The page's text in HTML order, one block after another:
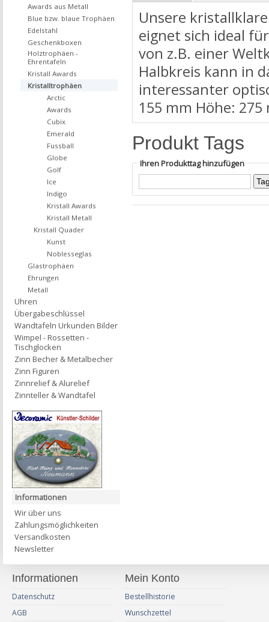
Unsere
eignet sich ideal
von z.B. einer
Halbkreis kann in
interessanter
155 mm Höhe:
Produkt Tags
Ihren Produkttag hinzufügen
Awards aus Metall
Blue bzw. blaue Trophäen
Edelstahl
Geschenkboxen
Holztrophäen -
Ehrentafeln
Kristall Awards
Kristalltrophäen
Arctic
Awards
Cubix
Emerald
Fussball
Globe
Golf
Ice
Indigo
Kristall Awards
Kristall Metall
Kristall Quader
Kunst
Noblesseglas
Glastrophäen
Ehrungen
Metall
Uhren
Übergabeschlüssel
Wandtafeln Urkunden Bilder
Wimpel - Rossetten -
Tischglocken
Zinn Becher & Metalbecher
Zinn Figuren
Zinnrelief & Alurelief
Zinnteller & Wandtafel
Informationen
Wir über uns
Zahlungsmöglichkeiten
Versandkosten
Newsletter
Informationen
Datenschutz
AGB
Mein Konto
Bestellhistorie
Wunschzettel